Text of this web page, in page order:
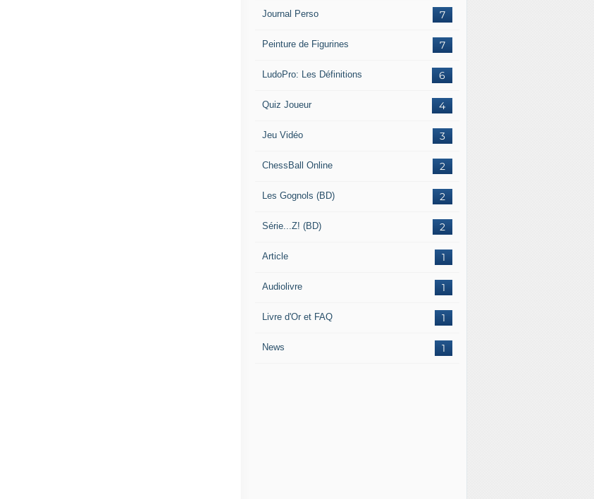
7
Journal Perso
7
Peinture de Figurines
6
LudoPro: Les Définitions
4
Quiz Joueur
3
Jeu Vidéo
2
ChessBall Online
2
Les Gognols (BD)
2
Série...Z! (BD)
1
Article
1
Audiolivre
1
Livre d'Or et FAQ
1
News